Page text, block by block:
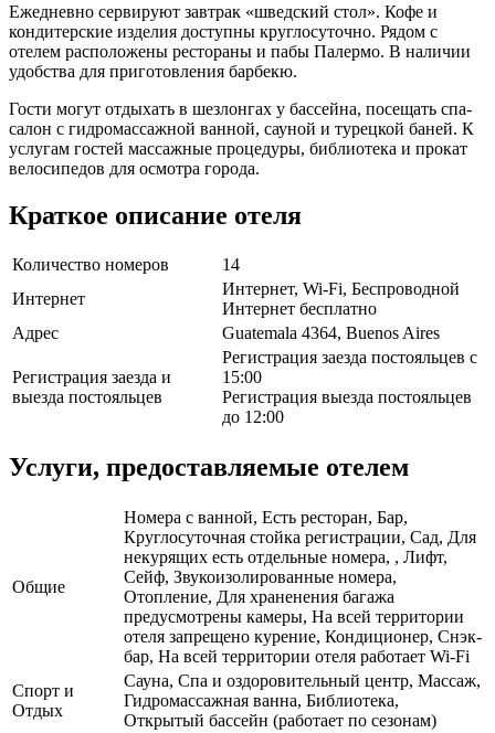
Ежедневно сервируют завтрак «шведский стол». Кофе и
кондитерские изделия доступны круглосуточно. Рядом с
отелем расположены рестораны и пабы Палермо. В наличии
удобства для приготовления барбекю.
Гости могут отдыхать в шезлонгах у бассейна, посещать спа-
салон с гидромассажной ванной, сауной и турецкой баней. К
услугам гостей массажные процедуры, библиотека и прокат
велосипедов для осмотра города.
Краткое описание отеля
Количество номеров
14
Интернет
Интернет, Wi-Fi, Беспроводной
Интернет бесплатно
Адрес
Guatemala 4364, Buenos Aires
Регистрация заезда и
выезда постояльцев
Регистрация заезда постояльцев с
15:00
Регистрация выезда постояльцев
до 12:00
Услуги, предоставляемые отелем
Общие
Номера с ванной, Есть ресторан, Бар,
Круглосуточная стойка регистрации, Сад, Для
некурящих есть отдельные номера, , Лифт,
Сейф, Звукоизолированные номера,
Отопление, Для храненения багажа
предусмотрены камеры, На всей территории
отеля запрещено курение, Кондиционер, Снэк-
бар, На всей территории отеля работает Wi-Fi
Спорт и
Отдых
Сауна, Спа и оздоровительный центр, Массаж,
Гидромассажная ванна, Библиотека,
Открытый бассейн (работает по сезонам)